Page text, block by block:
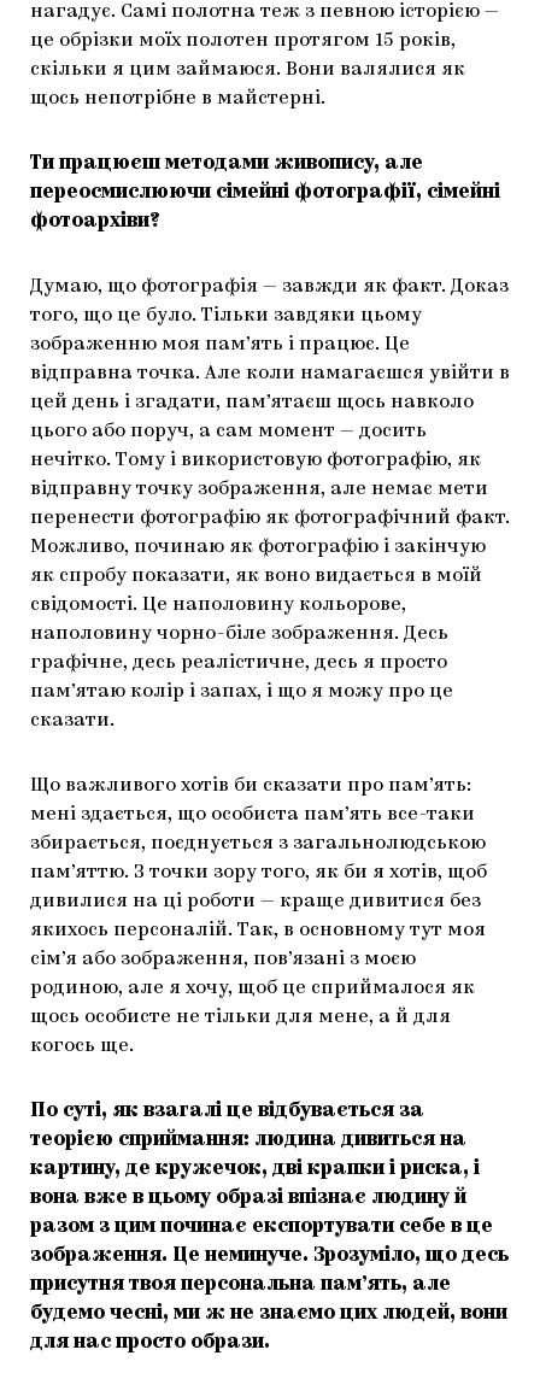
нагадує. Самі полотна теж з певною історією —
це обрізки моїх полотен протягом 15 років,
скільки я цим займаюся. Вони валялися як
щось непотрібне в майстерні.
Ти працюєш методами живопису, але
переосмислюючи сімейні фотографії, сімейні
фотоархіви?
Думаю, що фотографія — завжди як факт. Доказ
того, що це було. Тільки завдяки цьому
зображенню моя пам’ять і працює. Це
відправна точка. Але коли намагаєшся увійти в
цей день і згадати, пам’ятаєш щось навколо
цього або поруч, а сам момент — досить
нечітко. Тому і використовую фотографію, як
відправну точку зображення, але немає мети
перенести фотографію як фотографічний факт.
Можливо, починаю як фотографію і закінчую
як спробу показати, як воно видається в моїй
свідомості. Це наполовину кольорове,
наполовину чорно-біле зображення. Десь
графічне, десь реалістичне, десь я просто
пам’ятаю колір і запах, і що я можу про це
сказати.
Що важливого хотів би сказати про пам’ять:
мені здається, що особиста пам’ять все-таки
збирається, поєднується з загальнолюдською
пам’яттю. З точки зору того, як би я хотів, щоб
дивилися на ці роботи — краще дивитися без
якихось персоналій. Так, в основному тут моя
сім’я або зображення, пов’язані з моєю
родиною, але я хочу, щоб це сприймалося як
щось особисте не тільки для мене, а й для
когось ще.
По суті, як взагалі це відбувається за
теорією сприймання: людина дивиться на
картину, де кружечок, дві крапки і риска, і
вона вже в цьому образі впізнає людину й
разом з цим починає експортувати себе в це
зображення. Це неминуче. Зрозуміло, що десь
присутня твоя персональна пам’ять, але
будемо чесні, ми ж не знаємо цих людей, вони
для нас просто образи.